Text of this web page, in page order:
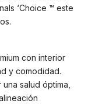
‘Choice ™ este
con interior
y comodidad.
salud óptima,